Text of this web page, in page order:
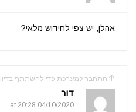
אהלן, יש צפי לחידוש מלאי?
התחבר למערכת כדי להשתתף בדיון
דור
04/10/2020 at 20:28